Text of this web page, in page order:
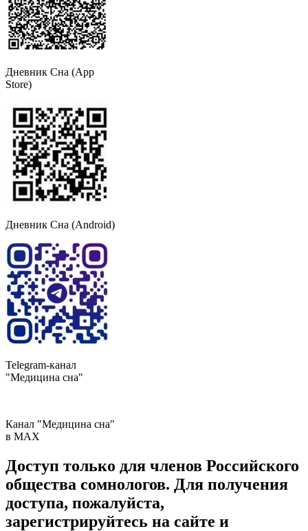
Дневник Сна (App
Store)
Дневник Сна (Android)
Telegram-канал
"Медицина сна"
Канал "Медицина сна"
в МAX
Доступ только для членов Российского
общества сомнологов. Для получения
доступа, пожалуйста,
зарегистрируйтесь на сайте и